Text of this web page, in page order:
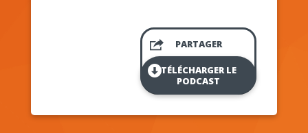
PARTAGER
TÉLÉCHARGER LE
PODCAST